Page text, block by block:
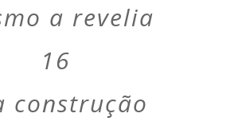
a revelia
16
construção